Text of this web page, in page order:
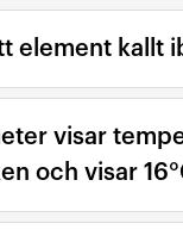
element kallt
visar
och visar